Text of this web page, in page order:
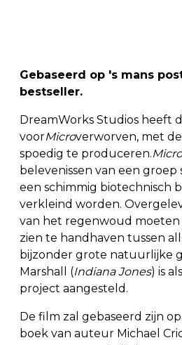
Gebaseerd op 's mans
bestseller.
DreamWorks Studios heeft
voorMicroverworven, met
spoedig te produceren.Micro
belevenissen van een
een schimmig biotechnisch
verkleind worden.
van het regenwoud moeten
zien te handhaven tussen
bijzonder grote natuurlijke
Marshall (Indiana Jones) is
project aangesteld.
De film zal gebaseerd zijn
boek van auteur Michael